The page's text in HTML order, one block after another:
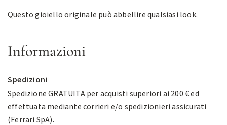
Questo gioiello originale può abbellire qualsiasi look.
Informazioni
Spedizioni
Spedizione GRATUITA per acquisti superiori ai 200 € ed
effettuata mediante corrieri e/o spedizionieri assicurati
(Ferrari SpA).